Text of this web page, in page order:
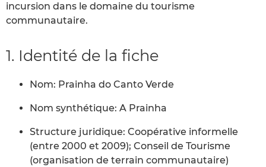
incursion dans le domaine du tourisme
communautaire.
1. Identité de la fiche
Nom: Prainha do Canto Verde
Nom synthétique: A Prainha
Structure juridique: Coopérative informelle
(entre 2000 et 2009); Conseil de Tourisme
(organisation de terrain communautaire)